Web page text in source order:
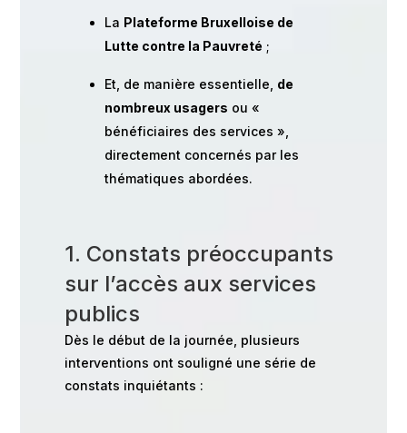
La Plateforme Bruxelloise de
Lutte contre la Pauvreté ;
Et, de manière essentielle, de
nombreux usagers ou «
bénéficiaires des services »,
directement concernés par les
thématiques abordées.
1. Constats préoccupants
sur l’accès aux services
publics
Dès le début de la journée, plusieurs
interventions ont souligné une série de
constats inquiétants :